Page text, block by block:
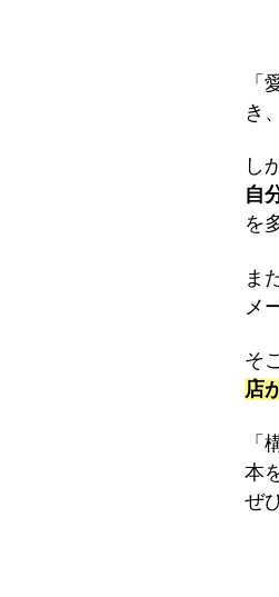
き
し
自
を
ま
メ
そ
店
本
ぜ